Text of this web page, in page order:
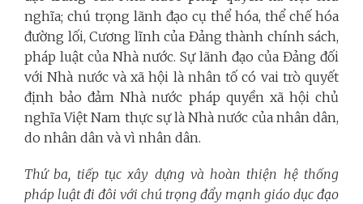
nghĩa; chú trọng lãnh đạo cụ thể hóa, thể chế hóa
đường lối, Cương lĩnh của Đảng thành chính sách,
pháp luật của Nhà nước. Sự lãnh đạo của Đảng đối
với Nhà nước và xã hội là nhân tố có vai trò quyết
định bảo đảm Nhà nước pháp quyền xã hội chủ
nghĩa Việt Nam thực sự là Nhà nước của nhân dân,
do nhân dân và vì nhân dân.
Thứ ba, tiếp tục xây dựng và hoàn thiện hệ thống
pháp luật đi đôi với chú trọng đẩy mạnh giáo dục đạo